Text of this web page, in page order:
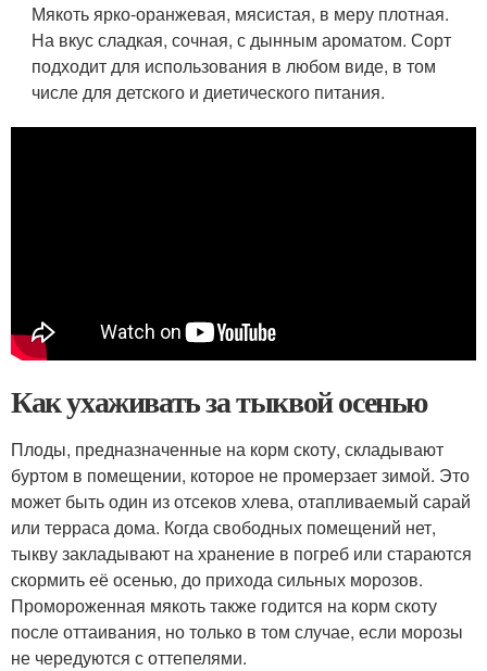
Мякоть ярко-оранжевая, мясистая, в меру плотная.
На вкус сладкая, сочная, с дынным ароматом. Сорт
подходит для использования в любом виде, в том
числе для детского и диетического питания.
Как ухаживать за тыквой осенью
Плоды, предназначенные на корм скоту, складывают
буртом в помещении, которое не промерзает зимой. Это
может быть один из отсеков хлева, отапливаемый сарай
или терраса дома. Когда свободных помещений нет,
тыкву закладывают на хранение в погреб или стараются
скормить её осенью, до прихода сильных морозов.
Промороженная мякоть также годится на корм скоту
после оттаивания, но только в том случае, если морозы
не чередуются с оттепелями.